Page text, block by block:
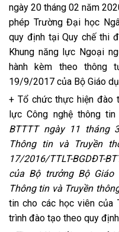
ngày 20 tháng 02 năm
phép Trường Đại học
quy định tại Quy chế thi
Khung năng lực Ngoại
hành kèm theo thông
19/9/2017 của Bộ Giáo
+ Tổ chức thực hiện đào
lực Công nghệ thông
BTTTT ngày 11 tháng
Thông tin và Truyền
17/2016/TTLT-BGDĐT-
của Bộ trưởng Bộ
Thông tin và Truyền
tin cho các học viên của
trình đào tạo theo quy